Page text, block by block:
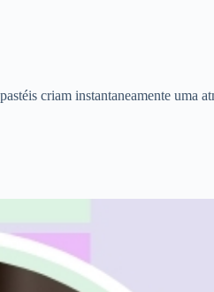
criam instantaneamente uma